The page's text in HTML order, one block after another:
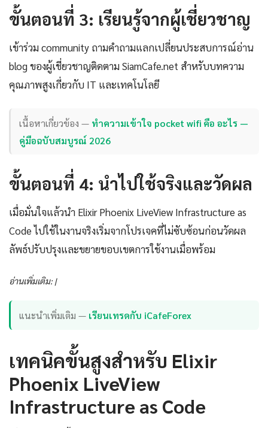
ขั้นตอนที่ 3: เรียนรู้จากผู้เชี่ยวชาญ
เข้าร่วม community ถามคำถามแลกเปลี่ยนประสบการณ์อ่าน
blog ของผู้เชี่ยวชาญติดตาม SiamCafe.net สำหรับบทความ
คุณภาพสูงเกี่ยวกับ IT และเทคโนโลยี
เนื้อหาเกี่ยวข้อง — ทำความเข้าใจ pocket wifi คือ อะไร —
คู่มือฉบับสมบูรณ์ 2026
ขั้นตอนที่ 4: นำไปใช้จริงและวัดผล
เมื่อมั่นใจแล้วนำ Elixir Phoenix LiveView Infrastructure as
Code ไปใช้ในงานจริงเริ่มจากโปรเจคที่ไม่ซับซ้อนก่อนวัดผล
ลัพธ์ปรับปรุงและขยายขอบเขตการใช้งานเมื่อพร้อม
อ่านเพิ่มเติม: |
แนะนำเพิ่มเติม — เรียนเทรดกับ iCafeForex
เทคนิคขั้นสูงสำหรับ Elixir
Phoenix LiveView
Infrastructure as Code